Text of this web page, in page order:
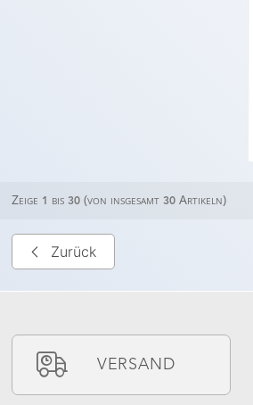
Zeige 1 bis30 (von insgesamt30 Artikeln)
Zurück
VERSAND